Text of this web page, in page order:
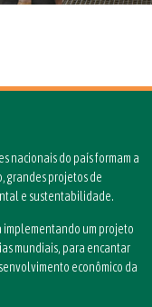
nacionais do país formam a
grandes projetos de
e sustentabilidade.
implementando um projeto
mundiais, para encantar
econômico da